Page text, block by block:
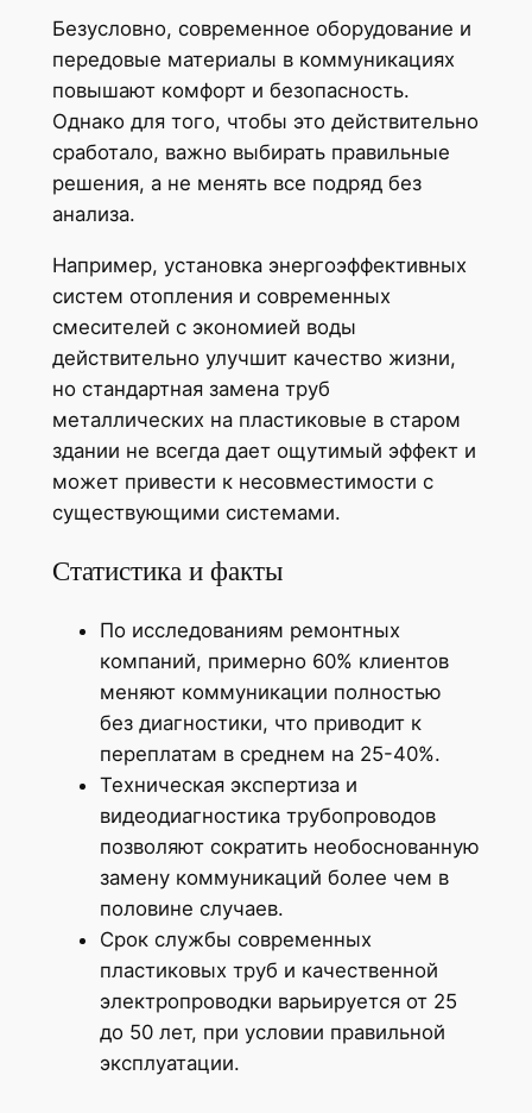
Безусловно, современное оборудование и
передовые материалы в коммуникациях
повышают комфорт и безопасность.
Однако для того, чтобы это действительно
сработало, важно выбирать правильные
решения, а не менять все подряд без
анализа.
Например, установка энергоэффективных
систем отопления и современных
смесителей с экономией воды
действительно улучшит качество жизни,
но стандартная замена труб
металлических на пластиковые в старом
здании не всегда дает ощутимый эффект и
может привести к несовместимости с
существующими системами.
Статистика и факты
По исследованиям ремонтных
компаний, примерно 60% клиентов
меняют коммуникации полностью
без диагностики, что приводит к
переплатам в среднем на 25-40%.
Техническая экспертиза и
видеодиагностика трубопроводов
позволяют сократить необоснованную
замену коммуникаций более чем в
половине случаев.
Срок службы современных
пластиковых труб и качественной
электропроводки варьируется от 25
до 50 лет, при условии правильной
эксплуатации.